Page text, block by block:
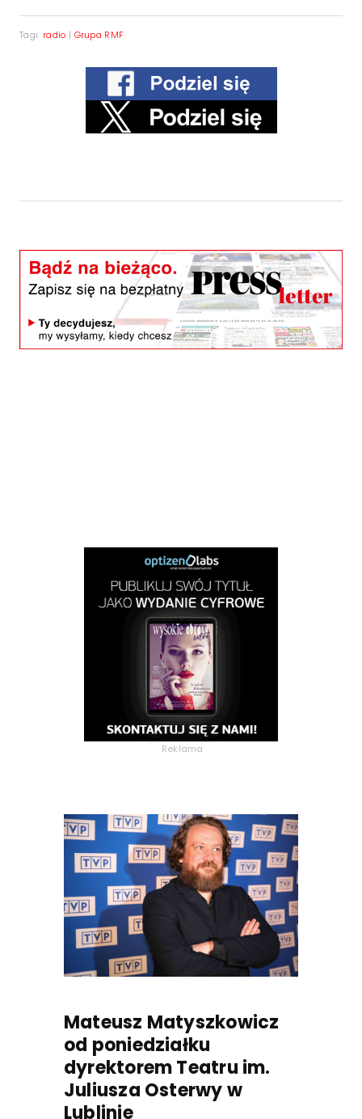
Tagi: radio | Grupa RMF
Reklama
Mateusz Matyszkowicz
od poniedziałku
dyrektorem Teatru im.
Juliusza Osterwy w
Lublinie